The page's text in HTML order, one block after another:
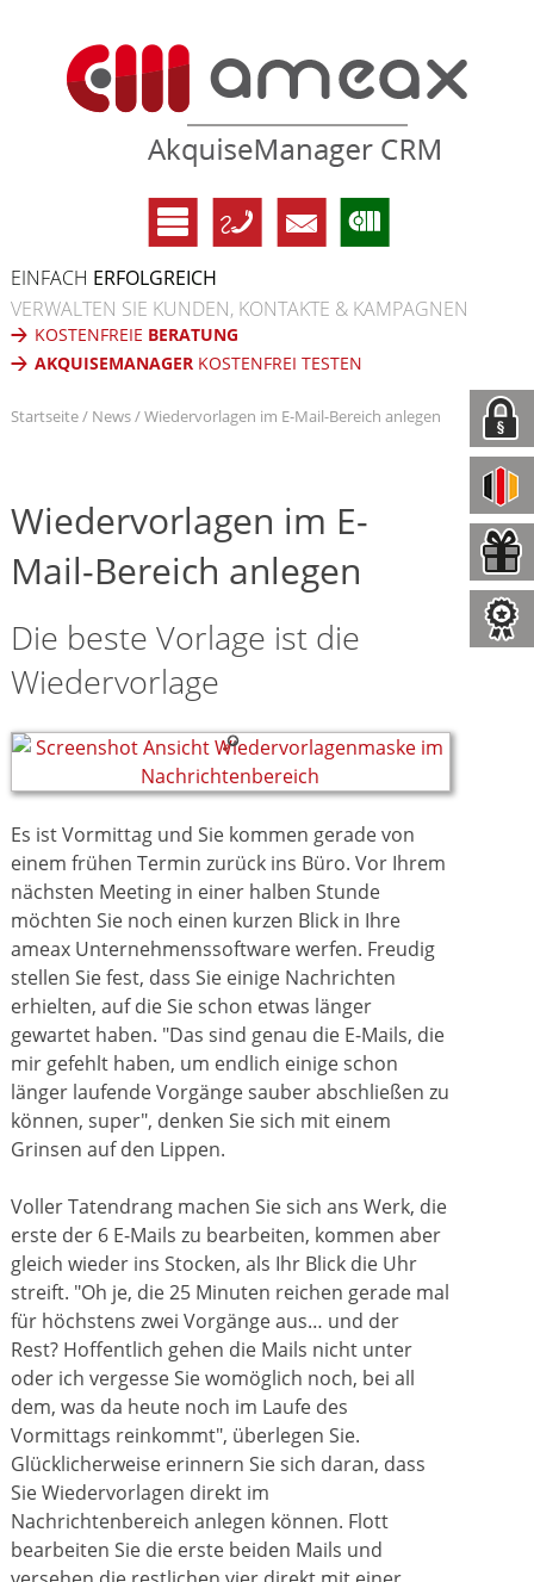
EINFACH ERFOLGREICH
VERWALTEN SIE KUNDEN, KONTAKTE & KAMPAGNEN
KOSTENFREIE BERATUNG
AKQUISEMANAGERKOSTENFREI TESTEN
Startseite News Wiedervorlagen im E-Mail-Bereich anlegen
Wiedervorlagen im E-
Mail-Bereich anlegen
Die beste Vorlage ist die
Wiedervorlage
Es ist Vormittag und Sie kommen gerade von
einem frühen Termin zurück ins Büro. Vor Ihrem
nächsten Meeting in einer halben Stunde
möchten Sie noch einen kurzen Blick in Ihre
ameax Unternehmenssoftware werfen. Freudig
stellen Sie fest, dass Sie einige Nachrichten
erhielten, auf die Sie schon etwas länger
gewartet haben. "Das sind genau die E-Mails, die
mir gefehlt haben, um endlich einige schon
länger laufende Vorgänge sauber abschließen zu
können, super", denken Sie sich mit einem
Grinsen auf den Lippen.
Voller Tatendrang machen Sie sich ans Werk, die
erste der 6 E-Mails zu bearbeiten, kommen aber
gleich wieder ins Stocken, als Ihr Blick die Uhr
streift. "Oh je, die 25 Minuten reichen gerade mal
für höchstens zwei Vorgänge aus… und der
Rest? Hoffentlich gehen die Mails nicht unter
oder ich vergesse Sie womöglich noch, bei all
dem, was da heute noch im Laufe des
Vormittags reinkommt", überlegen Sie.
Glücklicherweise erinnern Sie sich daran, dass
Sie Wiedervorlagen direkt im
Nachrichtenbereich anlegen können. Flott
bearbeiten Sie die erste beiden Mails und